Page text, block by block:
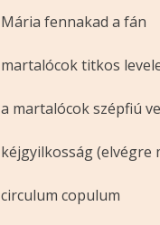
Mária fennakad a fán
martalócok titkos
a martalócok szépfiú
kéjgyilkosság
circulum copulum